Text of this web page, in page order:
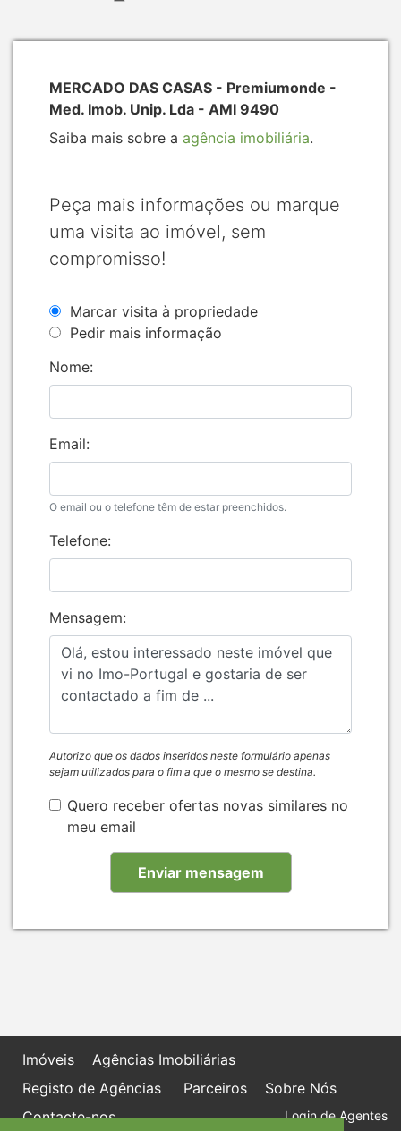
MERCADO DAS CASAS - Premiumonde -
Med. Imob. Unip. Lda - AMI 9490
Saiba mais sobre a agência imobiliária.
Peça mais informações ou marque
uma visita ao imóvel, sem
compromisso!
Marcar visita à propriedade
Pedir mais informação
Nome:
Email:
O email ou o telefone têm de estar preenchidos.
Telefone:
Mensagem:
Autorizo que os dados inseridos neste formulário apenas
sejam utilizados para o fim a que o mesmo se destina.
Quero receber ofertas novas similares no
meu email
Imóveis
Agências Imobiliárias
Registo de Agências
Parceiros
Sobre Nós
Contacte-nos
Login de Agentes